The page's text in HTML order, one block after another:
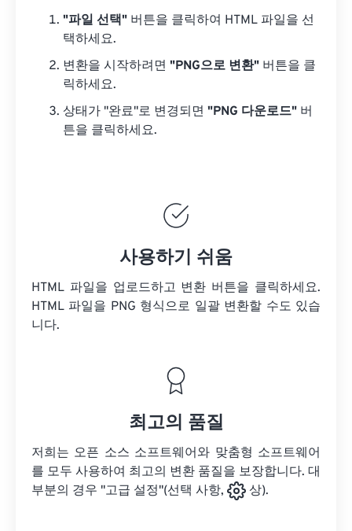
"파일 선택" 버튼을 클릭하여 HTML 파일을 선
택하세요.
변환을 시작하려면 "PNG으로 변환" 버튼을 클
릭하세요.
상태가 "완료"로 변경되면 "PNG 다운로드" 버
튼을 클릭하세요.
사용하기 쉬움
HTML 파일을 업로드하고 변환 버튼을 클릭하세요.
HTML 파일을 PNG 형식으로 일괄 변환할 수도 있습
니다.
최고의 품질
저희는 오픈 소스 소프트웨어와 맞춤형 소프트웨어
를 모두 사용하여 최고의 변환 품질을 보장합니다. 대
부분의 경우 "고급 설정"(선택 사항,
상).